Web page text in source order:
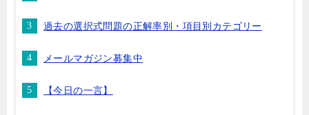
過去の選択式問題の正解率別・項目別カテゴリー
メールマガジン募集中
【今日の一言】